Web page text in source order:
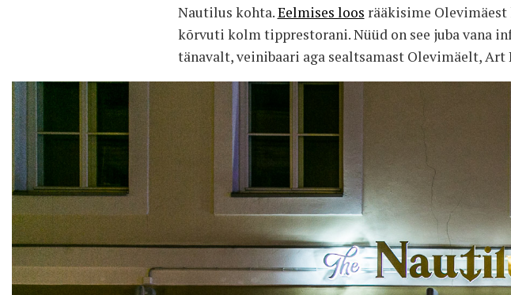
Nautilus kohta.Eelmises loos rääkisime
kõrvuti kolm tipprestorani. Nüüd on see juba vana
tänavalt, veinibaari aga sealtsamast Olevimäelt,